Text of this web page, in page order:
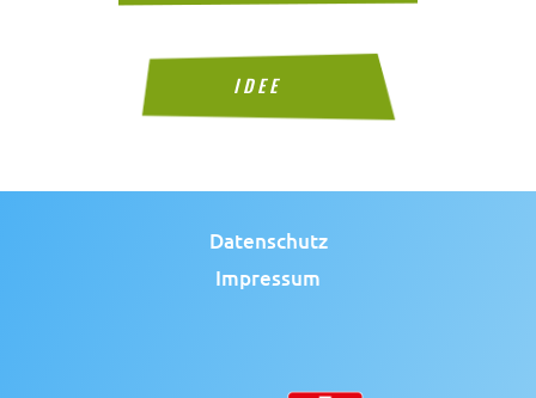
IDEE
Daten­schutz
Impres­sum